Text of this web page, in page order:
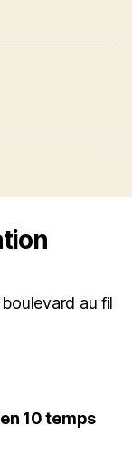
au fil
10 temps